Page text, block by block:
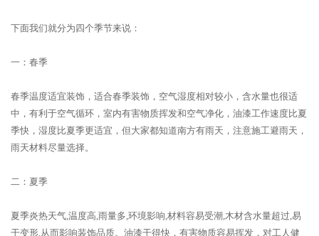
下面我们就分为四个季节来说：
一：春季
春季温度适宜装饰，适合春季装饰，空气湿度相对较小，含水量也很适
中，有利于空气循环，室内有害物质挥发和空气净化，油漆工作速度比夏
季快，湿度比夏季更适宜，但大家都知道南方有雨天，注意施工避雨天，
雨天材料尽量选择。
二：夏季
夏季炎热天气,温度高,雨量多,环境影响,材料容易受潮,木材含水量超过,易
干变形,从而影响装饰品质。油漆干得快，有害物质容易挥发，对工人健